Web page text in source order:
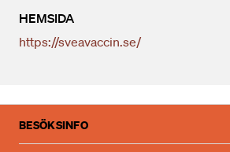
HEMSIDA
https://sveavaccin.se/
BESÖKSINFO